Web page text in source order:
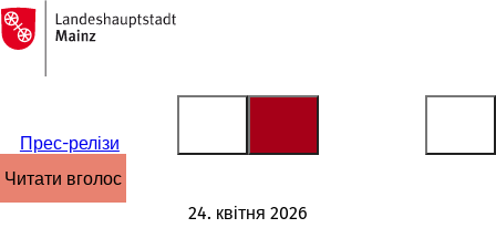
Перейти до змісту
На
головну
сторінку
Прес-релізи
читати вголос
24. квітня 2026